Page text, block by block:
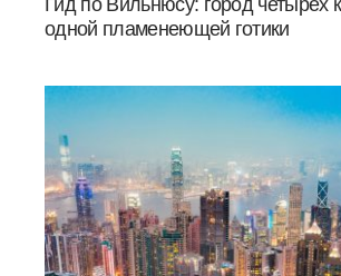
Гид по Вильнюсу: город четырёх
одной пламенеющей готики